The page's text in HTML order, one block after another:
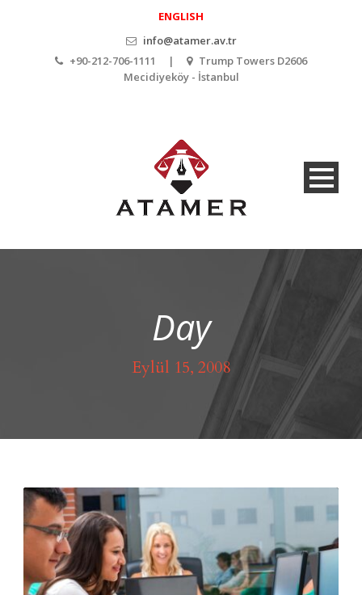
ENGLISH
info@atamer.av.tr
+90-212-706-1111 |
Trump Towers D2606
Mecidiyeköy - İstanbul
Day
Eylül 15, 2008